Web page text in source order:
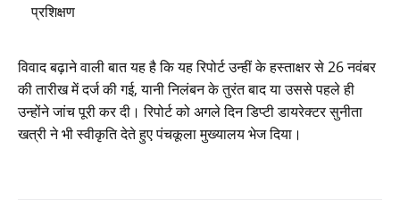
प्रशिक्षण
विवाद बढ़ाने वाली बात यह है कि यह रिपोर्ट उन्हीं के हस्ताक्षर से 26 नवंबर
की तारीख में दर्ज की गई, यानी निलंबन के तुरंत बाद या उससे पहले ही
उन्होंने जांच पूरी कर दी। रिपोर्ट को अगले दिन डिप्टी डायरेक्टर सुनीता
खत्री ने भी स्वीकृति देते हुए पंचकूला मुख्यालय भेज दिया।